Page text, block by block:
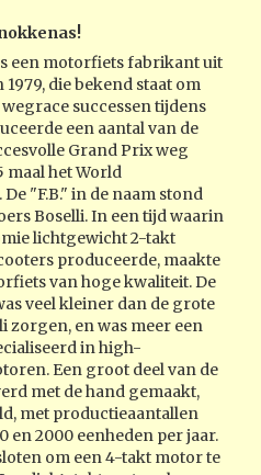
een motorfiets fabrikant uit
die bekend staat om
successen tijdens
een aantal van de
Grand Prix weg
maal het World
"F.B." in de naam stond
Boselli. In een tijd waarin
lichtgewicht 2-takt
produceerde, maakte
van hoge kwaliteit. De
veel kleiner dan de grote
zorgen, en was meer een
in high-
Een groot deel van de
met de hand gemaakt,
met productieaantallen
en 2000 eenheden per jaar.
om een ​​4-takt motor te